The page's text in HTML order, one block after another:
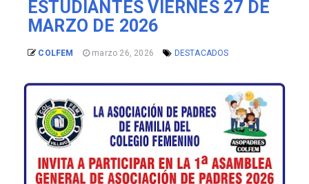
ESTUDIANTES VIERNES 27 DE
MARZO DE 2026
COLFEM marzo 26, 2026 DESTACADOS